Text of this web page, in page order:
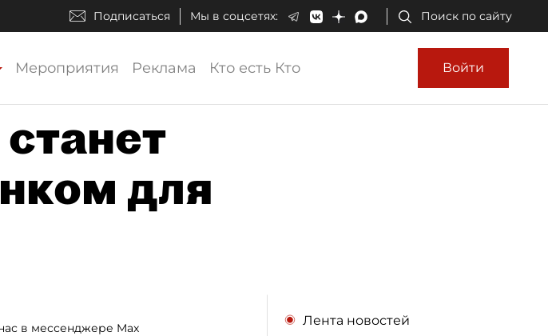
Подписаться Мы в соцсетях: Поиск по сайту
Мероприятия Реклама Кто есть Кто Войти
для
в мессенджере Max Лента новостей